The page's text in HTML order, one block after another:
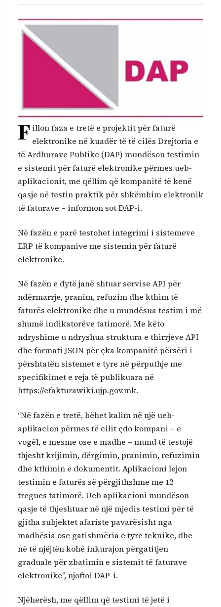
F illon faza e tretë e projektit për faturë
elektronike në kuadër të të cilës Drejtoria e
të Ardhurave Publike (DAP) mundëson testimin
e sistemit për faturë elektronike përmes ueb-
aplikacionit, me qëllim që kompanitë të kenë
qasje në testin praktik për shkëmbim elektronik
të faturave – informon sot DAP-i.
Në fazën e parë testohet integrimi i sistemeve
ERP të kompanive me sistemin për faturë
elektronike.
Në fazën e dytë janë shtuar servise API për
ndërmarrje, pranim, refuzim dhe kthim të
faturës elektronike dhe u mundësua testim i më
shumë indikatorëve tatimorë. Me këto
ndryshime u ndryshua struktura e thirrjeve API
dhe formati JSON për çka kompanitë përsëri i
përshtatën sistemet e tyre në përputhje me
specifikimet e reja të publikuara në
https://efakturawiki.ujp.gov.mk.
“Në fazën e tretë, bëhet kalim në një ueb-
aplikacion përmes të cilit çdo kompani – e
vogël, e mesme ose e madhe – mund të testojë
thjesht krijimin, dërgimin, pranimin, refuzimin
dhe kthimin e dokumentit. Aplikacioni lejon
testimin e faturës së përgjithshme me 12
tregues tatimorë. Ueb aplikacioni mundëson
qasje të thjeshtuar në një mjedis testimi për të
gjitha subjektet afariste pavarësisht nga
madhësia ose gatishmëria e tyre teknike, dhe
në të njëjtën kohë inkurajon përgatitjen
graduale për zbatimin e sistemit të faturave
elektronike”, njoftoi DAP-i.
Njëherësh, me qëllim që testimi të jetë i